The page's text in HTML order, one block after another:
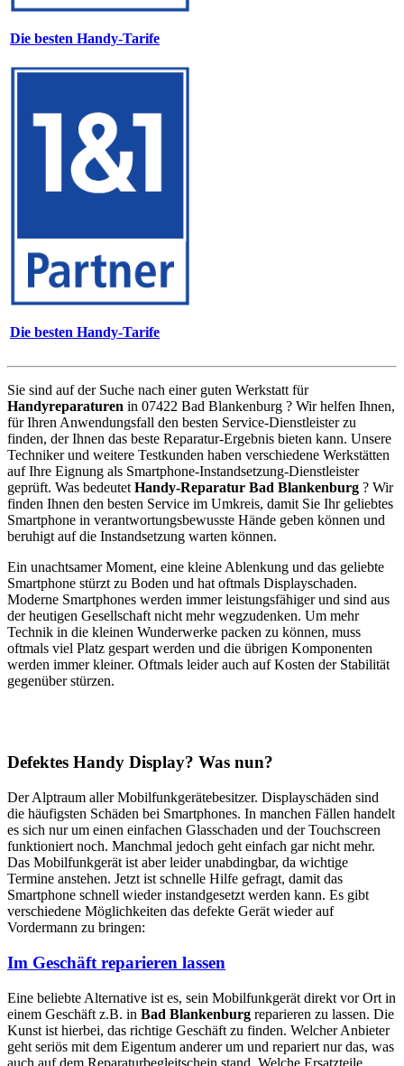
Die besten Handy-Tarife
Die besten Handy-Tarife
Sie sind auf der Suche nach einer guten Werkstatt für
Handyreparaturen in 07422 Bad Blankenburg ? Wir helfen Ihnen,
für Ihren Anwendungsfall den besten Service-Dienstleister zu
finden, der Ihnen das beste Reparatur-Ergebnis bieten kann. Unsere
Techniker und weitere Testkunden haben verschiedene Werkstätten
auf Ihre Eignung als Smartphone-Instandsetzung-Dienstleister
geprüft. Was bedeutet Handy-Reparatur Bad Blankenburg ? Wir
finden Ihnen den besten Service im Umkreis, damit Sie Ihr geliebtes
Smartphone in verantwortungsbewusste Hände geben können und
beruhigt auf die Instandsetzung warten können.
Ein unachtsamer Moment, eine kleine Ablenkung und das geliebte
Smartphone stürzt zu Boden und hat oftmals Displayschaden.
Moderne Smartphones werden immer leistungsfähiger und sind aus
der heutigen Gesellschaft nicht mehr wegzudenken. Um mehr
Technik in die kleinen Wunderwerke packen zu können, muss
oftmals viel Platz gespart werden und die übrigen Komponenten
werden immer kleiner. Oftmals leider auch auf Kosten der Stabilität
gegenüber stürzen.
Defektes Handy Display? Was nun?
Der Alptraum aller Mobilfunkgerätebesitzer. Displayschäden sind
die häufigsten Schäden bei Smartphones. In manchen Fällen handelt
es sich nur um einen einfachen Glasschaden und der Touchscreen
funktioniert noch. Manchmal jedoch geht einfach gar nicht mehr.
Das Mobilfunkgerät ist aber leider unabdingbar, da wichtige
Termine anstehen. Jetzt ist schnelle Hilfe gefragt, damit das
Smartphone schnell wieder instandgesetzt werden kann. Es gibt
verschiedene Möglichkeiten das defekte Gerät wieder auf
Vordermann zu bringen:
Im Geschäft reparieren lassen
Eine beliebte Alternative ist es, sein Mobilfunkgerät direkt vor Ort in
einem Geschäft z.B. in Bad Blankenburg reparieren zu lassen. Die
Kunst ist hierbei, das richtige Geschäft zu finden. Welcher Anbieter
geht seriös mit dem Eigentum anderer um und repariert nur das, was
auch auf dem Reparaturbegleitschein stand. Welche Ersatzteile